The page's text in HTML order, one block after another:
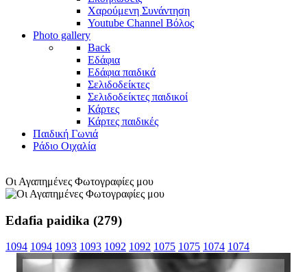
Χαρούμενη Συνάντηση
Youtube Channel Βόλος
Photo gallery
Back
Εδάφια
Εδάφια παιδικά
Σελιδοδείκτες
Σελιδοδείκτες παιδικοί
Κάρτες
Κάρτες παιδικές
Παιδική Γωνιά
Ράδιο Οιχαλία
Οι Αγαπημένες Φωτογραφίες μου
Edafia paidika (279)
1094 1094 1093 1093 1092 1092 1075 1075 1074 1074